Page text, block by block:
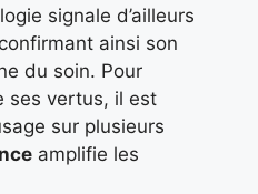
signale d’ailleurs
ainsi son
du soin. Pour
ses vertus, il est
sur plusieurs
amplifie les